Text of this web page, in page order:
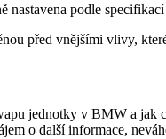
nastavena podle
před vnějšími vlivy,
jednotky v BMW a
o další informace,